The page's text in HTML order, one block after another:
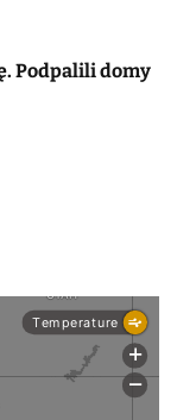
Podpalili domy